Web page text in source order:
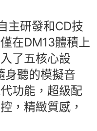
主研發和CD技
在DM13體積上
了五核心設
身聽的模擬音
功能，超級配
，精緻質感，